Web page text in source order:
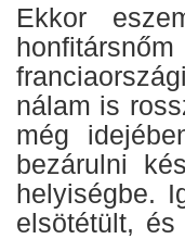
Ekkor
nálam is
még
bezárulni
helyiségbe.
elsötétült,